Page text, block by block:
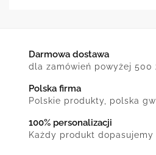
Darmowa dostawa
dla zamówień powyżej 500
Polska firma
Polskie produkty, polska
100% personalizacji
Każdy produkt